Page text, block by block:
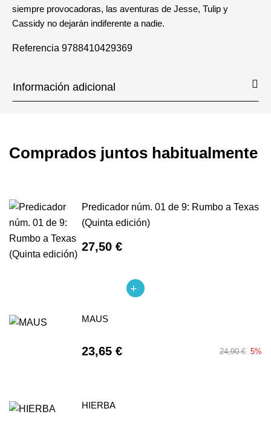
siempre provocadoras, las aventuras de Jesse, Tulip y
Cassidy no dejarán indiferente a nadie.
Referencia 9788410429369
Información adicional
Comprados juntos habitualmente
Predicador núm. 01 de 9: Rumbo a Texas
(Quinta edición)
27,50 €
MAUS
23,65 € 24,90 € 5%
HIERBA